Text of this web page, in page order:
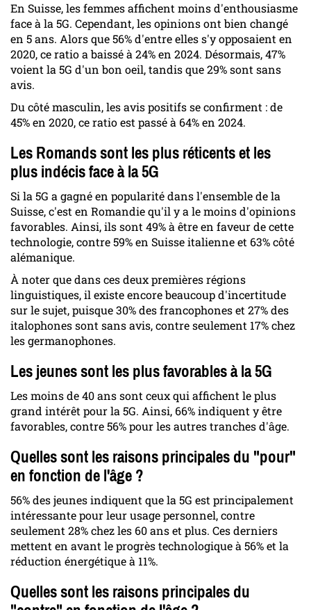
En Suisse, les femmes affichent moins d'enthousiasme
face à la 5G. Cependant, les opinions ont bien changé
en 5 ans. Alors que 56% d'entre elles s'y opposaient en
2020, ce ratio a baissé à 24% en 2024. Désormais, 47%
voient la 5G d'un bon oeil, tandis que 29% sont sans
avis.
Du côté masculin, les avis positifs se confirment : de
45% en 2020, ce ratio est passé à 64% en 2024.
Les Romands sont les plus réticents et les
plus indécis face à la 5G
Si la 5G a gagné en popularité dans l'ensemble de la
Suisse, c'est en Romandie qu'il y a le moins d'opinions
favorables. Ainsi, ils sont 49% à être en faveur de cette
technologie, contre 59% en Suisse italienne et 63% côté
alémanique.
À noter que dans ces deux premières régions
linguistiques, il existe encore beaucoup d'incertitude
sur le sujet, puisque 30% des francophones et 27% des
italophones sont sans avis, contre seulement 17% chez
les germanophones.
Les jeunes sont les plus favorables à la 5G
Les moins de 40 ans sont ceux qui affichent le plus
grand intérêt pour la 5G. Ainsi, 66% indiquent y être
favorables, contre 56% pour les autres tranches d'âge.
Quelles sont les raisons principales du "pour"
en fonction de l'âge ?
56% des jeunes indiquent que la 5G est principalement
intéressante pour leur usage personnel, contre
seulement 28% chez les 60 ans et plus. Ces derniers
mettent en avant le progrès technologique à 56% et la
réduction énergétique à 11%.
Quelles sont les raisons principales du